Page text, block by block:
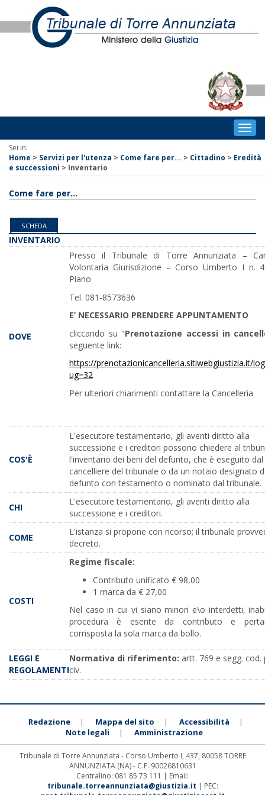
Sei in:
Home > Servizi per l'utenza > Come fare per... > Cittadino > Eredità
e successioni > Inventario
Come fare per...
SCHEDA
INVENTARIO
DOVE
Presso il Tribunale di Torre Annunziata –
Volontaria Giurisdizione – Corso Umberto I n.
Piano
Tel. 081-8573636
E’ NECESSARIO PRENDERE APPUNTAMENTO
cliccando su "Prenotazione accessi in
seguente link:
https://prenotazionicancelleria.sitiwebgiustizia.it/
ug=32
Per ulteriori chiarimenti contattare la Cancelleria
COS'È
L'esecutore testamentario, gli aventi diritto alla
successione e i creditori possono chiedere al
l'inventario dei beni del defunto, che è eseguito dal
cancelliere del tribunale o da un notaio designato
defunto con testamento o nominato dal tribunale.
CHI
L'esecutore testamentario, gli aventi diritto alla
successione e i creditori.
COME
L'istanza si propone con ricorso; il tribunale
decreto.
COSTI
Regime fiscale:
Contributo unificato € 98,00
1 marca da € 27,00
Nel caso in cui vi siano minori e\o interdetti,
procedura è esente da contributo e
corrisposta la sola marca da bollo.
LEGGI E
REGOLAMENTI
Normativa di riferimento: artt. 769 e segg. cod.
civ.
Redazione | Mappa del sito | Accessibilità |
Note legali | Amministrazione
Tribunale di Torre Annunziata - Corso Umberto I, 437, 80058 TORRE
ANNUNZIATA (NA) - C.F. 90026810631
Centralino: 081 85 73 111 | Email:
tribunale.torreannunziata@giustizia.it | PEC: